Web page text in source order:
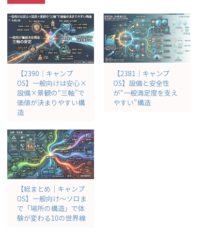
【2390｜キャンプ
OS】一般向けは安心×
設備×景観の“三軸”で
価値が決まりやすい構
造
【2381｜キャンプ
OS】設備と安全性
が“一般満足度を支え
やすい”構造
【総まとめ｜キャンプ
OS】一般向け〜ソロま
で「場所の構造」で体
験が変わる10の世界線